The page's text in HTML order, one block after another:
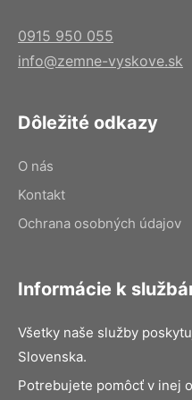
0915 950 055
info@zemne-vyskove.sk
Dôležité odkazy
O nás
Kontakt
Ochrana osobných údajov
Informácie k
Všetky naše služby
Slovenska.
Potrebujete pomôcť v inej